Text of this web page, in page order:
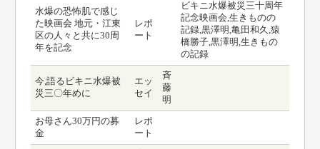
水爆の恐怖肌で感じ
た映画会 地元・江東
区の人々と共に30周
年を記念
レポ
ート
ビキニ水爆被災三十周年
記念映画会,生きものの
記録,黒澤明,亀田和久,猿
橋勝子,黒澤明,生きもの
の記録
今,語るビキニ水爆被
災三〇年めに
エッ
セイ
斉
藤
明
お母さん30万円の募
金
レポ
ート